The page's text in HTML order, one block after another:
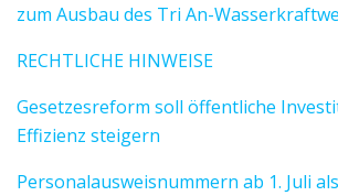
zum Ausbau des Tri An-
RECHTLICHE HINWEISE
Gesetzesreform soll öffentliche
Effizienz steigern
Personalausweisnummern ab 1. Juli als